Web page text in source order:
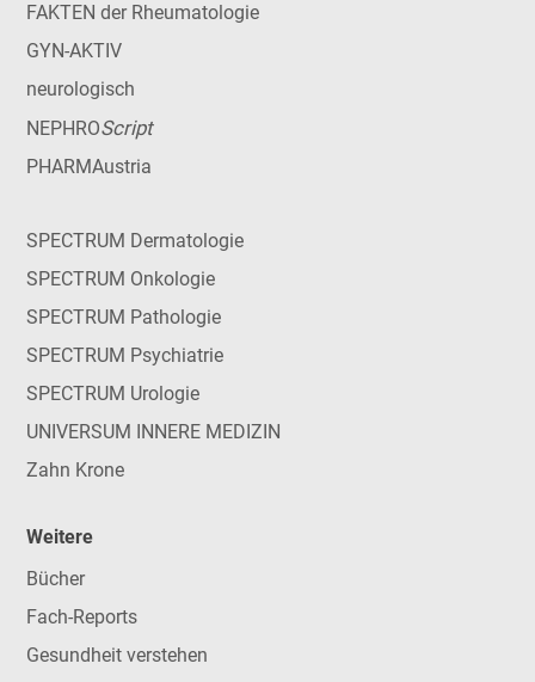
FAKTEN der Rheumatologie
GYN-AKTIV
neurologisch
NEPHROScript
PHARMAustria
SPECTRUM Dermatologie
SPECTRUM Onkologie
SPECTRUM Pathologie
SPECTRUM Psychiatrie
SPECTRUM Urologie
UNIVERSUM INNERE MEDIZIN
Zahn Krone
Weitere
Bücher
Fach-Reports
Gesundheit verstehen